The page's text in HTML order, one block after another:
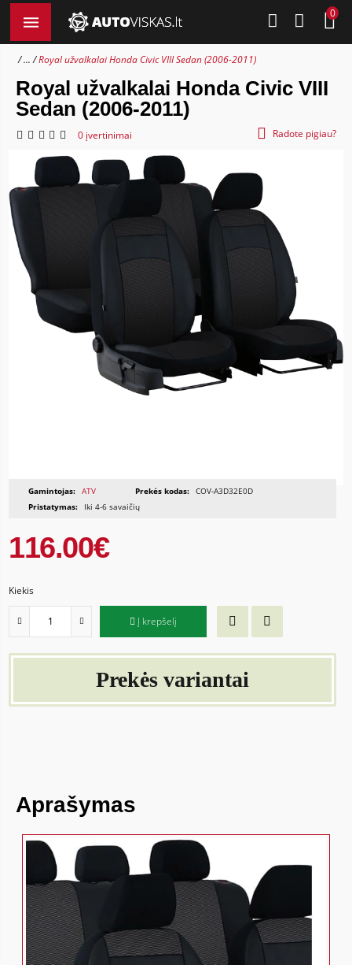
0
... Royal užvalkalai Honda Civic VIII Sedan (2006-2011)
Royal užvalkalai Honda Civic VIII
Sedan (2006-2011)
0 įvertinimai Radote pigiau?
Gamintojas: ATV Prekės kodas: COV-A3D32E0D
Pristatymas:
Iki 4-6 savaičių
116.00€
Kiekis
Į krepšelį
Prekės variantai
Aprašymas